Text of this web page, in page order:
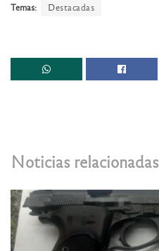
Temas: Destacadas
Noticias relacionadas